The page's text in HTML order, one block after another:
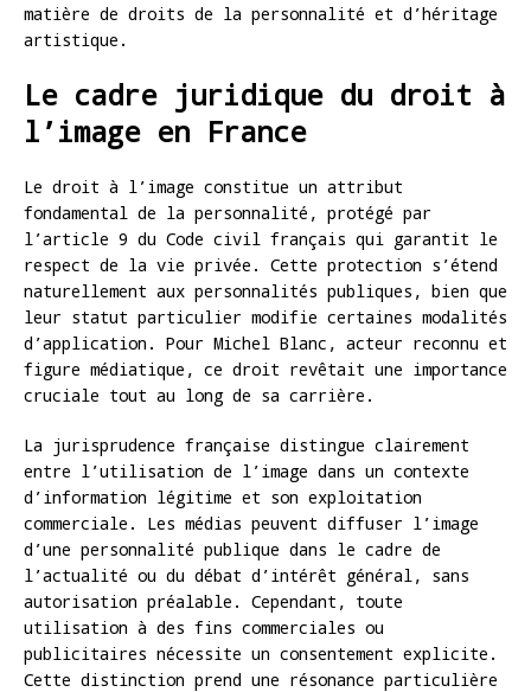
matière de droits de la personnalité et d’héritage
artistique.
Le cadre juridique du droit à
l’image en France
Le droit à l’image constitue un attribut
fondamental de la personnalité, protégé par
l’article 9 du Code civil français qui garantit le
respect de la vie privée. Cette protection s’étend
naturellement aux personnalités publiques, bien que
leur statut particulier modifie certaines modalités
d’application. Pour Michel Blanc, acteur reconnu et
figure médiatique, ce droit revêtait une importance
cruciale tout au long de sa carrière.
La jurisprudence française distingue clairement
entre l’utilisation de l’image dans un contexte
d’information légitime et son exploitation
commerciale. Les médias peuvent diffuser l’image
d’une personnalité publique dans le cadre de
l’actualité ou du débat d’intérêt général, sans
autorisation préalable. Cependant, toute
utilisation à des fins commerciales ou
publicitaires nécessite un consentement explicite.
Cette distinction prend une résonance particulière